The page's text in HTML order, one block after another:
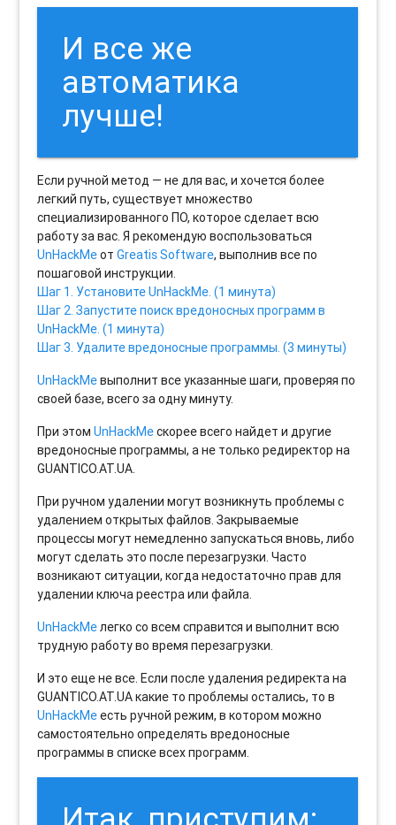
И все же
автоматика
лучше!
Если ручной метод — не для вас, и хочется более
легкий путь, существует множество
специализированного ПО, которое сделает всю
работу за вас. Я рекомендую воспользоваться
UnHackMeотGreatis Software, выполнив все по
пошаговой инструкции.
Шаг 1. Установите UnHackMe. (1 минута)
Шаг 2. Запустите поиск вредоносных программ в
UnHackMe. (1 минута)
Шаг 3. Удалите вредоносные программы. (3 минуты)
UnHackMeвыполнит все указанные шаги, проверяя по
своей базе, всего за одну минуту.
При этомUnHackMeскорее всего найдет и другие
вредоносные программы, а не только редиректор на
GUANTICO.AT.UA.
При ручном удалении могут возникнуть проблемы с
удалением открытых файлов. Закрываемые
процессы могут немедленно запускаться вновь, либо
могут сделать это после перезагрузки. Часто
возникают ситуации, когда недостаточно прав для
удалении ключа реестра или файла.
UnHackMeлегко со всем справится и выполнит всю
трудную работу во время перезагрузки.
И это еще не все. Если после удаления редиректа на
GUANTICO.AT.UA какие то проблемы остались, то в
UnHackMeесть ручной режим, в котором можно
самостоятельно определять вредоносные
программы в списке всех программ.